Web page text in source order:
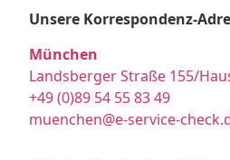
Unsere Korrespondenz-
München
Landsberger Straße 155/
+49 (0)89 54 55 83 49
muenchen@e-service-